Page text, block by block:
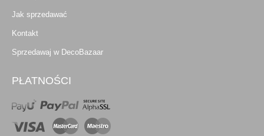
Jak sprzedawać
Kontakt
Sprzedawaj w DecoBazaar
PŁATNOŚCI